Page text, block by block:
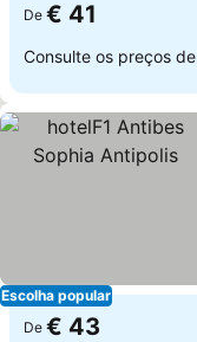
De € 41
Consulte os preços de
Escolha popular
De € 43